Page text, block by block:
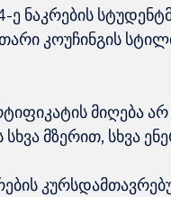
ნაკრების
კოუჩინგის
მიღება
სხვა მზერით, სხვა